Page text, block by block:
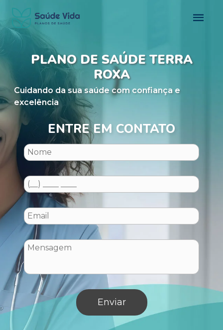
PLANO DE SAÚDE TERRA
ROXA
Cuidando da sua saúde com confiança e
excelência
ENTRE EM CONTATO